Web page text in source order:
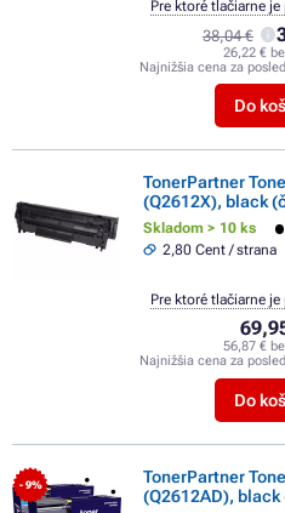
38,04 €
26,22 €
Najnižšia cena za
Do
Pre ktoré tlačiarne
TonerPartner
(Q2612X), black
Skladom > 10 ks
2,80 Cent / strana
56,87 €
Najnižšia cena za
Do
Pre ktoré tlačiarne
- 9%
TonerPartner
(Q2612AD),